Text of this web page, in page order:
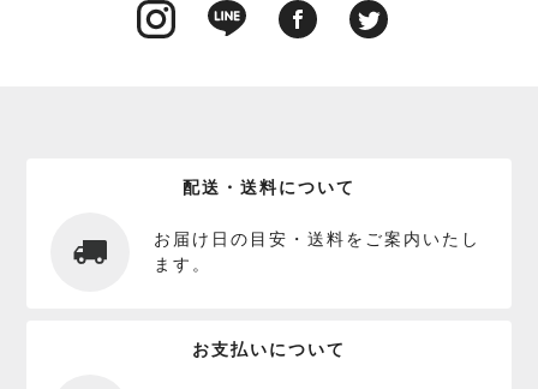
配送・送料について
お届け日の目安・送料をご案内いたし
ます。
お支払いについて